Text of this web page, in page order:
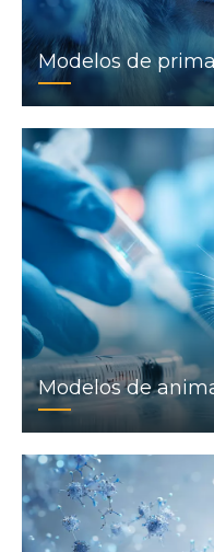
Modelos de
Modelos de